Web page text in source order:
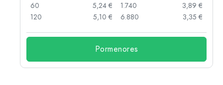
60
5,24 €
120
5,10 €
1.740
3,89 €
6.880
3,35 €
Pormenores